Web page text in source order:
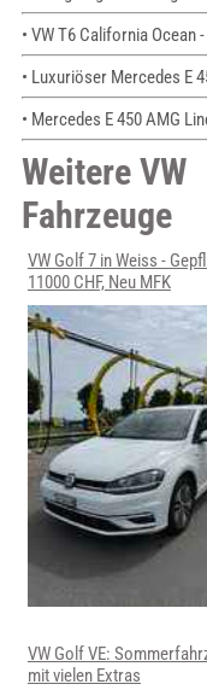
• VW T6 California Ocean
• Luxuriöser Mercedes E
• Mercedes E 450 AMG
Weitere VW
Fahrzeuge
VW Golf 7 in Weiss -
11000 CHF, Neu MFK
VW Golf VE:
mit vielen Extras